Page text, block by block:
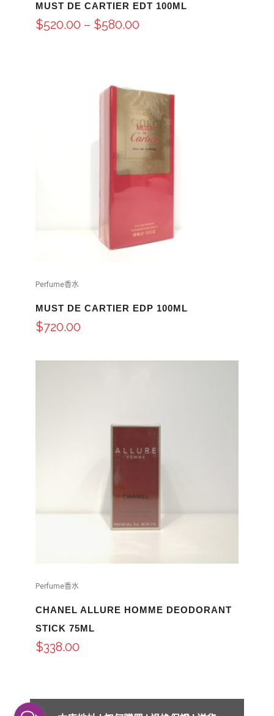
MUST DE CARTIER EDT 100ML
$520.00 – $580.00
Perfume香水
MUST DE CARTIER EDP 100ML
$720.00
Perfume香水
CHANEL ALLURE HOMME DEODORANT
STICK 75ML
$338.00